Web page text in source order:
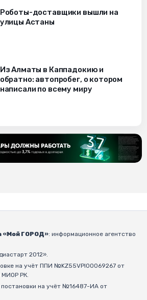
Роботы-доставщики вышли на
улицы Астаны
Из Алматы в Каппадокию и
обратно: автопробег, о котором
написали по всему миру
«Мой ГОРОД»: информационное агентство
2012».
на учёт ППИ №KZ55VPI00069267 от
МИОР РК.
на учёт №16487-ИА от